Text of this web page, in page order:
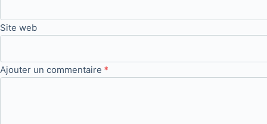
Site web
Ajouter un commentaire *